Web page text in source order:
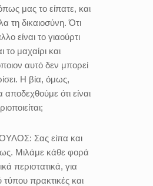
μας το είπατε, και
τη δικαιοσύνη. Ότι
είναι το γιαούρτι
το μαχαίρι και
αυτό δεν μπορεί
Η βία, όμως,
ότι είναι
Σας είπα και
Μιλάμε κάθε φορά
περιστατικά, για
τύπου πρακτικές και